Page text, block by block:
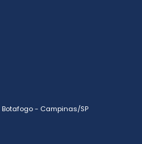
Botafogo - Campinas/SP